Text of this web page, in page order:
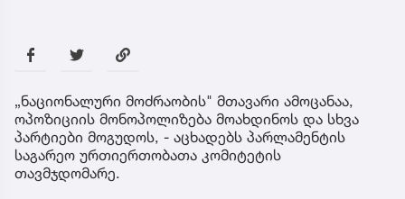
„ნაციონალური მოძრაობის" მთავარი ამოცანაა,
ოპოზიციის მონოპოლიზება მოახდინოს და სხვა
პარტიები მოგუდოს, - აცხადებს პარლამენტის
საგარეო ურთიერთობათა კომიტეტის
თავმჯდომარე.